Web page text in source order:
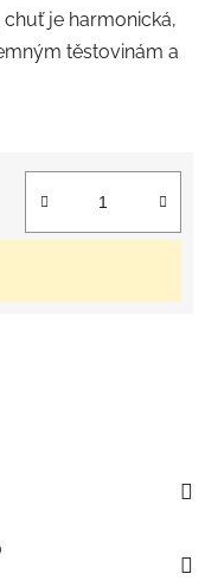
je harmonická,
těstovinám a